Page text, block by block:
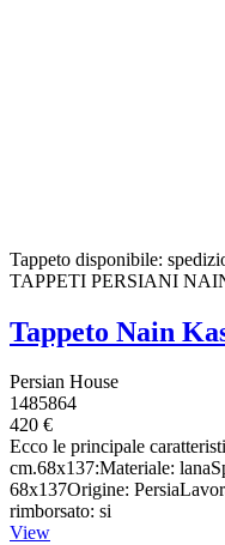
Tappeto disponibile:
TAPPETI PERSIANI
Tappeto Nain
Persian House
1485864
420 €
Ecco le principale
cm.68x137:Materiale:
68x137Origine:
rimborsato: si
View